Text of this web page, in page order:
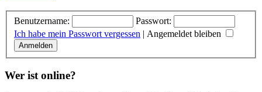
Benutzername:
Passwort:
Ich habe mein Passwort vergessen | Angemeldet bleiben
Wer ist online?